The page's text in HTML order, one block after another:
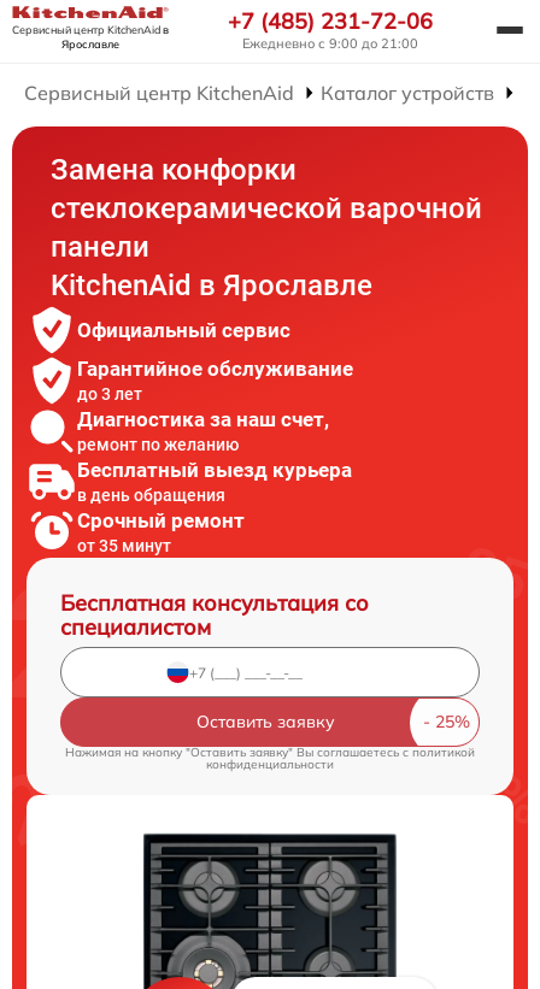
Сервисный центр KitchenAidв
Ярославле
+7 (485) 231-72-06
Ежедневно с 9:00 до 21:00
Сервисный центр KitchenAid Каталог устройств
Замена конфорки
стеклокерамической варочной
панели
KitchenAid в Ярославле
Официальный сервис
Гарантийное обслуживание
до 3 лет
Диагностика за наш счет,
ремонт по желанию
Бесплатный выезд курьера
в день обращения
Срочный ремонт
от 35 минут
Бесплатная консультация со
специалистом
Оставить заявку
Нажимая на кнопку "Оставить заявку" Вы соглашаетесь cполитикой
конфиденциальности